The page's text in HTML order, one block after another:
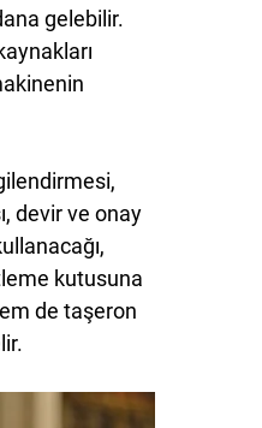
gelebilir.
devir ve onay
kutusuna
de taşeron